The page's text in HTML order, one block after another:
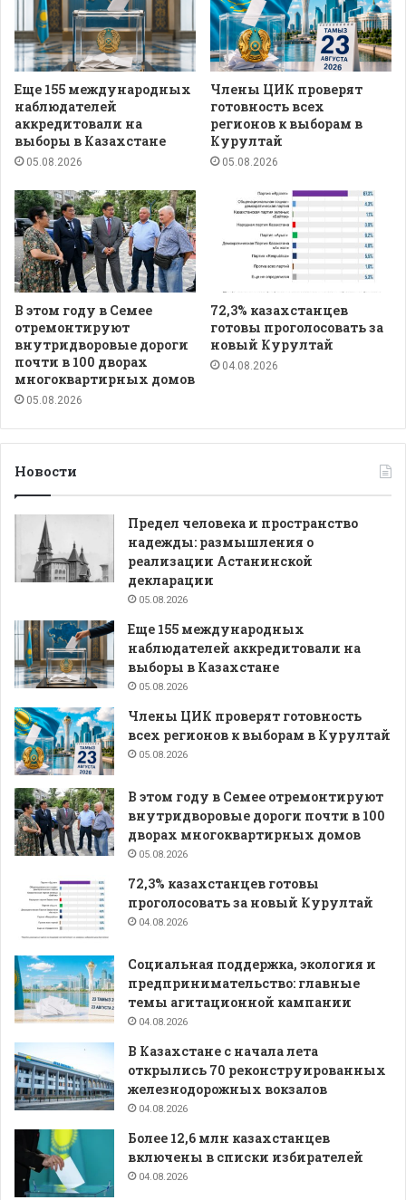
Еще 155 международных
наблюдателей
аккредитовали на
выборы в Казахстане
05.08.2026
Члены ЦИК проверят
готовность всех
регионов к выборам в
Курултай
05.08.2026
В этом году в Семее
отремонтируют
внутридворовые дороги
почти в 100 дворах
многоквартирных домов
05.08.2026
72,3% казахстанцев
готовы проголосовать за
новый Курултай
04.08.2026
Новости
Предел человека и пространство
надежды: размышления о
реализации Астанинской
декларации
05.08.2026
Еще 155 международных
наблюдателей аккредитовали на
выборы в Казахстане
05.08.2026
Члены ЦИК проверят готовность
всех регионов к выборам в Курултай
05.08.2026
В этом году в Семее отремонтируют
внутридворовые дороги почти в 100
дворах многоквартирных домов
05.08.2026
72,3% казахстанцев готовы
проголосовать за новый Курултай
04.08.2026
Социальная поддержка, экология и
предпринимательство: главные
темы агитационной кампании
04.08.2026
В Казахстане с начала лета
открылись 70 реконструированных
железнодорожных вокзалов
04.08.2026
Более 12,6 млн казахстанцев
включены в списки избирателей
04.08.2026